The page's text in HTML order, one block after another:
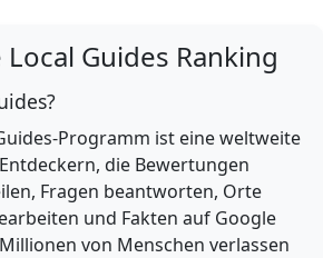
Guides Ranking
Programm ist eine weltweite
die Bewertungen
Fragen beantworten, Orte
und Fakten auf Google
von Menschen verlassen